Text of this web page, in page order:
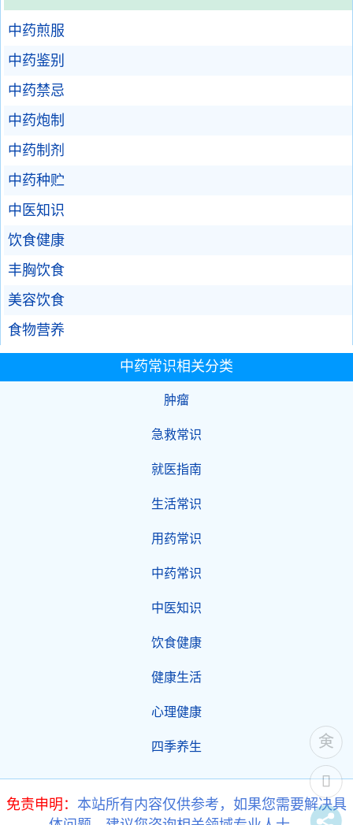
中药煎服
中药鉴别
中药禁忌
中药炮制
中药制剂
中药种贮
中医知识
饮食健康
丰胸饮食
美容饮食
食物营养
中药常识相关分类
肿瘤
急救常识
就医指南
生活常识
用药常识
中药常识
中医知识
饮食健康
健康生活
心理健康
四季养生
免责申明： 本站所有内容仅供参考，如果您需要解决具